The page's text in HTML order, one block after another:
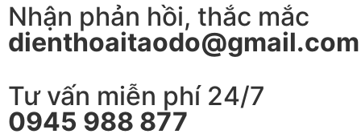
Nhận phản hồi, thắc mắc
dienthoaitaodo@gmail.com
Tư vấn miễn phí 24/7
0945 988 877